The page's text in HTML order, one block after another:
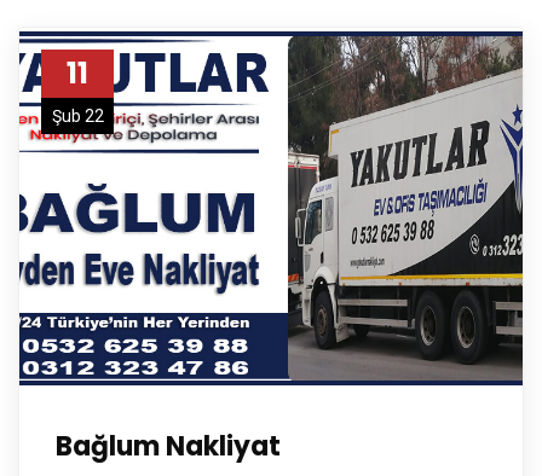
11
Şub 22
Bağlum Nakliyat